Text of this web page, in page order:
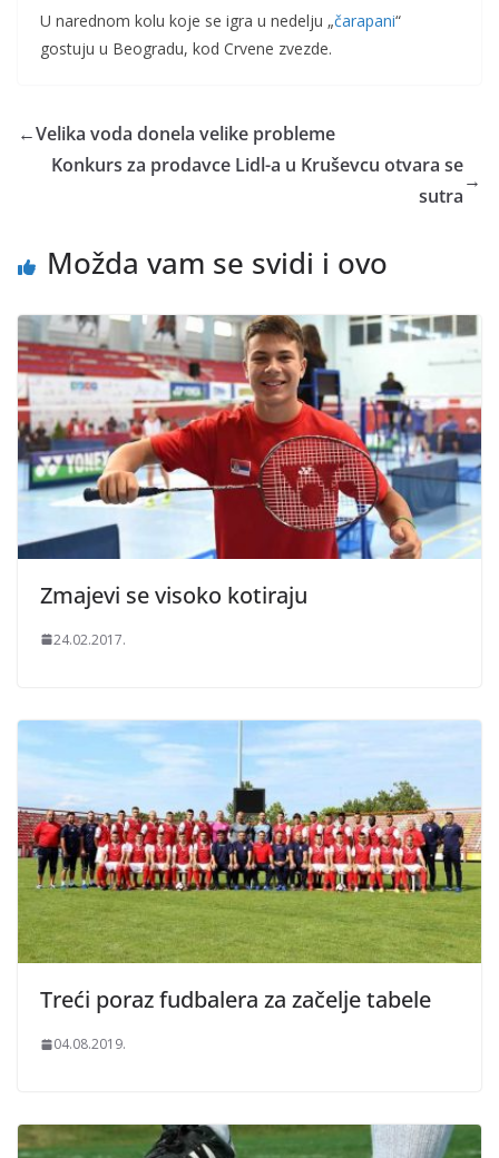
U narednom kolu koje se igra u nedelju „čarapani“
gostuju u Beogradu, kod Crvene zvezde.
←Velika voda donela velike probleme
Konkurs za prodavce Lidl-a u Kruševcu otvara se
sutra
→
Možda vam se svidi i ovo
Zmajevi se visoko kotiraju
24.02.2017.
Treći poraz fudbalera za začelje tabele
04.08.2019.